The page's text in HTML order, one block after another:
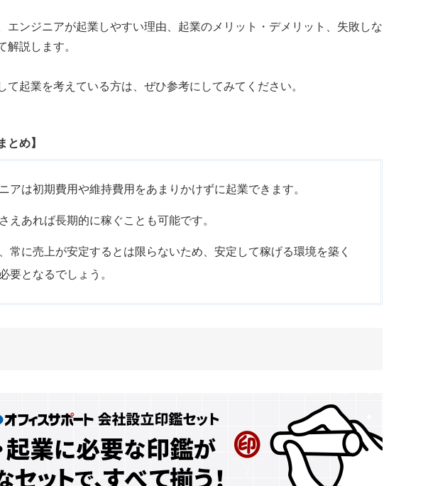
エンジニアが起業しやすい理由、起業のメリット・デメリット、失敗しな
解説します。
て起業を考えている方は、ぜひ参考にしてみてください。
とめ】
アは初期費用や維持費用をあまりかけずに起業できます。
えあれば長期的に稼ぐことも可能です。
常に売上が安定するとは限らないため、安定して稼げる環境を築く
要となるでしょう。